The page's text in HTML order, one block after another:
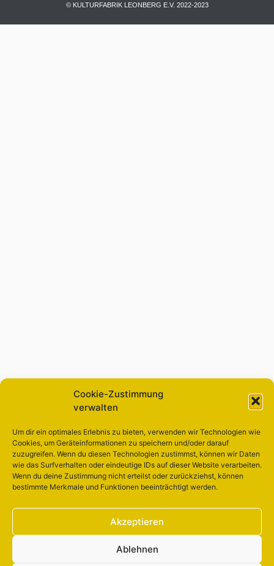
Cookie-Zustimmung
verwalten
Um dir ein optimales Erlebnis zu bieten, verwenden wir Technologien wie
Cookies, um Geräteinformationen zu speichern und/oder darauf
zuzugreifen. Wenn du diesen Technologien zustimmst, können wir Daten
wie das Surfverhalten oder eindeutige IDs auf dieser Website verarbeiten.
Wenn du deine Zustimmung nicht erteilst oder zurückziehst, können
bestimmte Merkmale und Funktionen beeinträchtigt werden.
Akzeptieren
Ablehnen
© KULTURFABRIK LEONBERG E.V. 2022-2023